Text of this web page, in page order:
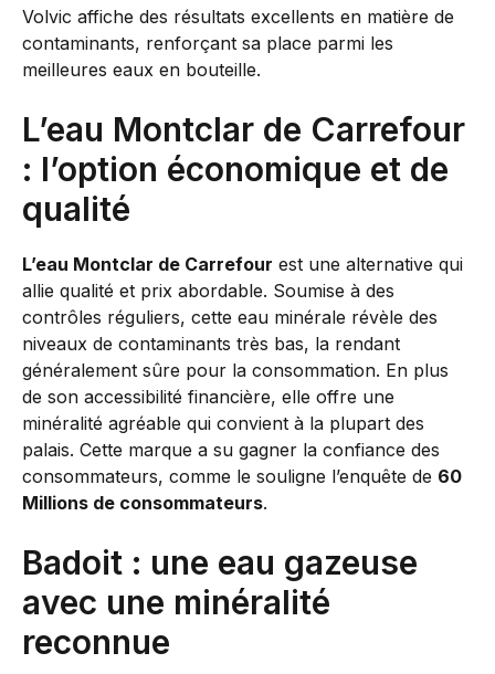
Volvic affiche des résultats excellents en matière de
contaminants, renforçant sa place parmi les
meilleures eaux en bouteille.
L’eau Montclar de Carrefour
: l’option économique et de
qualité
L’eau Montclar de Carrefour est une alternative qui
allie qualité et prix abordable. Soumise à des
contrôles réguliers, cette eau minérale révèle des
niveaux de contaminants très bas, la rendant
généralement sûre pour la consommation. En plus
de son accessibilité financière, elle offre une
minéralité agréable qui convient à la plupart des
palais. Cette marque a su gagner la confiance des
consommateurs, comme le souligne l’enquête de 60
Millions de consommateurs.
Badoit : une eau gazeuse
avec une minéralité
reconnue